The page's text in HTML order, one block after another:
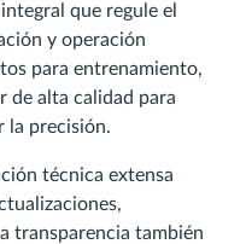
que regule el
y operación
para entrenamiento,
de alta calidad para
la precisión.
técnica extensa
transparencia también